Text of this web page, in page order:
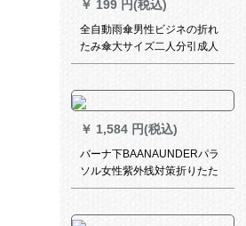
￥ 199 円(税込)
全自動雨傘男性ビジネの折れ
たみ傘大サイズ二人分引成人
男女自開晴雨パソル8骨100
￥ 1,584 円(税込)
バーナ下BAANAUNDERパラ
ソル女性紫外线対策折りたた
み傘晴雨兼用ミニ折りのみみ